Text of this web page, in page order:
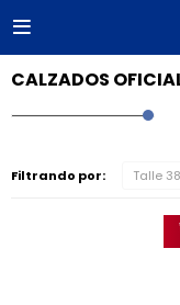

CALZADOS
Filtrando por: Talle 38
close